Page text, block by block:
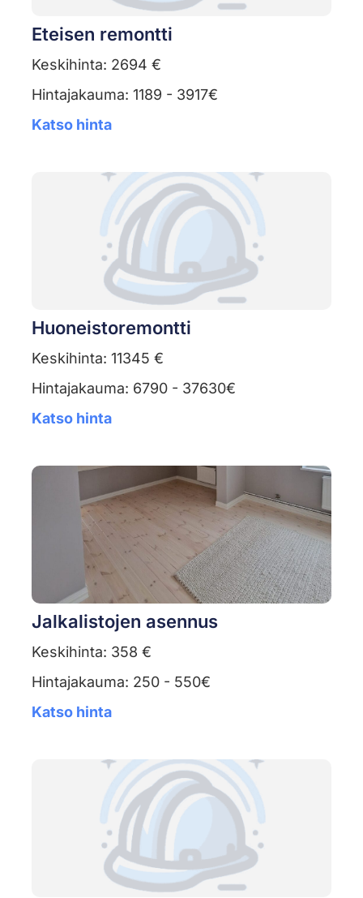
Eteisen remontti
Keskihinta: 2694 €
Hintajakauma: 1189 - 3917€
Katso hinta
Huoneistoremontti
Keskihinta: 11345 €
Hintajakauma: 6790 - 37630€
Katso hinta
Jalkalistojen asennus
Keskihinta: 358 €
Hintajakauma: 250 - 550€
Katso hinta